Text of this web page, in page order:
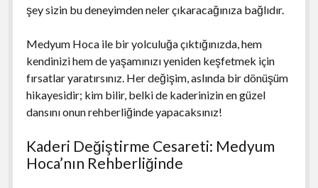
şey sizin bu deneyimden neler çıkaracağınıza bağlıdır.
Medyum Hoca ile bir yolculuğa çıktığınızda, hem
kendinizi hem de yaşamınızı yeniden keşfetmek için
fırsatlar yaratırsınız. Her değişim, aslında bir dönüşüm
hikayesidir; kim bilir, belki de kaderinizin en güzel
dansını onun rehberliğinde yapacaksınız!
Kaderi Değiştirme Cesareti: Medyum
Hoca’nın Rehberliğinde